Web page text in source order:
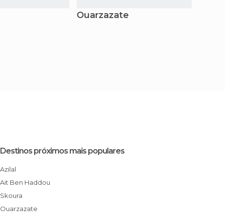
Ouarzazate
Destinos próximos mais populares
Azilal
Ait Ben Haddou
Skoura
Ouarzazate